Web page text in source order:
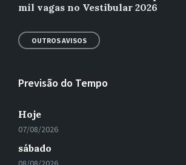
mil vagas no Vestibular 2026
OUTROS AVISOS
Previsão do Tempo
Hoje
07/08/2026
sábado